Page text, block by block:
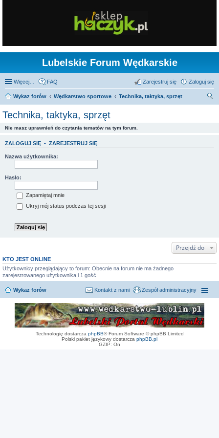
Lubelskie Forum Wędkarskie
Więcej… FAQ Zaloguj się
Zarejestruj się
Wykaz forów Wędkarstwo sportowe
Technika, taktyka, sprzęt
Technika, taktyka, sprzęt
Nie masz uprawnień do czytania tematów na tym forum.
ZALOGUJ SIĘ • ZAREJESTRUJ SIĘ
Nazwa użytkownika:
Hasło:
Zapamiętaj mnie
Ukryj mój status podczas tej sesji
Przejdź do
KTO JEST ONLINE
Użytkownicy przeglądający to forum: Obecnie na forum nie ma żadnego
zarejestrowanego użytkownika i 1 gość
Wykaz forów Zespół administracyjny
Kontakt z nami
Technologię dostarcza phpBB® Forum Software © phpBB Limited
Polski pakiet językowy dostarcza phpBB.pl
GZIP: On